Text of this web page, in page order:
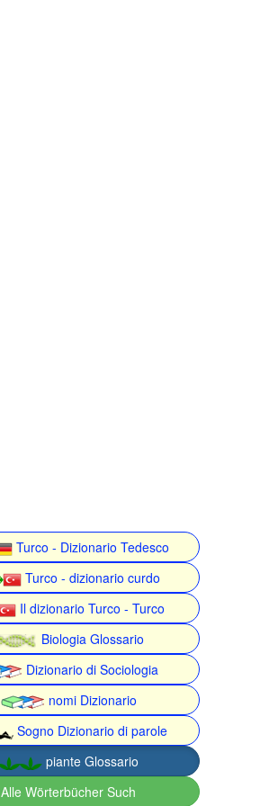
Turco - Dizionario Tedesco
Turco - dizionario curdo
Il dizionario Turco - Turco
Biologia Glossario
Dizionario di Sociologia
nomi Dizionario
Sogno Dizionario di parole
piante Glossario
Alle Wörterbücher Such